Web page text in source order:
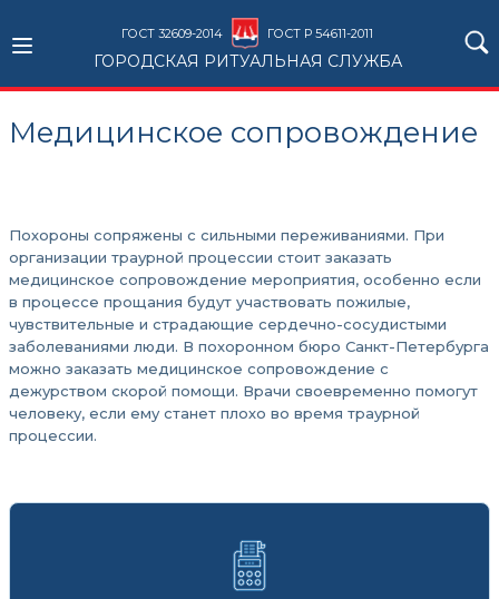
ГОСТ 32609-2014 ГОСТ Р 54611-2011
ГОРОДСКАЯ РИТУАЛЬНАЯ СЛУЖБА
Медицинское сопровождение
Похороны сопряжены с сильными переживаниями. При
организации траурной процессии стоит заказать
медицинское сопровождение мероприятия, особенно если
в процессе прощания будут участвовать пожилые,
чувствительные и страдающие сердечно-сосудистыми
заболеваниями люди. В похоронном бюро Санкт-Петербурга
можно заказать медицинское сопровождение с
дежурством скорой помощи. Врачи своевременно помогут
человеку, если ему станет плохо во время траурной
процессии.